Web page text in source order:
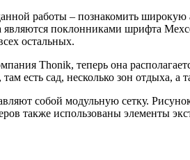
работы – познакомить
поклонниками шрифта
остальных.
Thonik, теперь она
есть сад, несколько зон отдыха,
собой модульную сетку.
также использованы элементы